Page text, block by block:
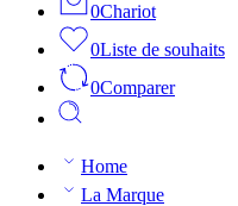
0Chariot
0Liste de souhaits
0Comparer
Home
La Marque